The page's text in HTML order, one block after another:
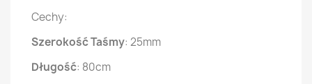
Cechy:
Szerokość Taśmy: 25mm
Długość: 80cm